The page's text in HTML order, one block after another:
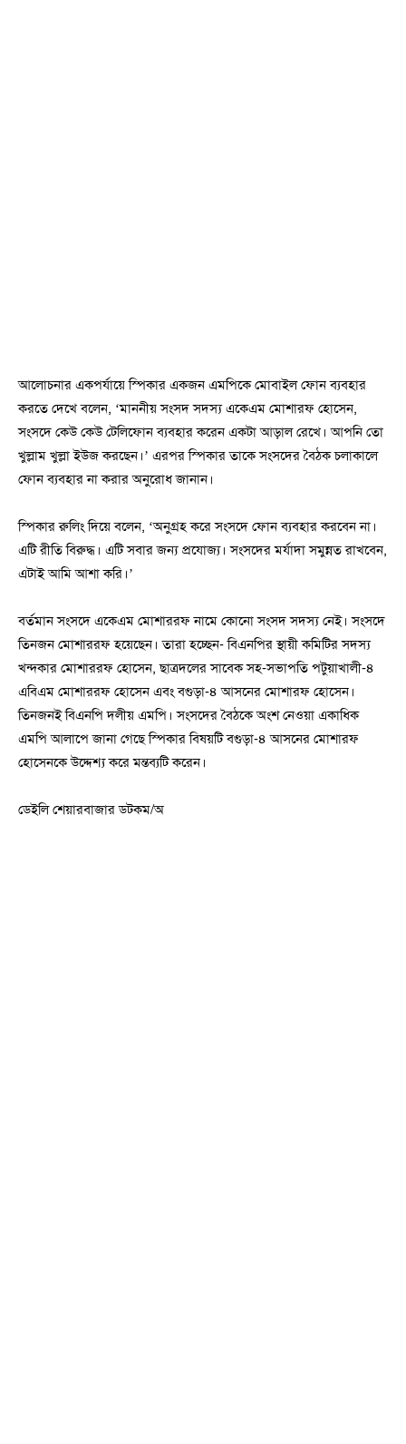
আলোচনার একপর্যায়ে স্পিকার একজন এমপিকে মোবাইল ফোন ব্যবহার
করতে দেখে বলেন, ‘মাননীয় সংসদ সদস্য একেএম মোশারফ হোসেন,
সংসদে কেউ কেউ টেলিফোন ব্যবহার করেন একটা আড়াল রেখে। আপনি তো
খুল্লাম খুল্লা ইউজ করছেন।’ এরপর স্পিকার তাকে সংসদের বৈঠক চলাকালে
ফোন ব্যবহার না করার অনুরোধ জানান।
স্পিকার রুলিং দিয়ে বলেন, ‘অনুগ্রহ করে সংসদে ফোন ব্যবহার করবেন না।
এটি রীতি বিরুদ্ধ। এটি সবার জন্য প্রযোজ্য। সংসদের মর্যাদা সমুন্নত রাখবেন,
এটাই আমি আশা করি।’
বর্তমান সংসদে একেএম মোশাররফ নামে কোনো সংসদ সদস্য নেই। সংসদে
তিনজন মোশাররফ হয়েছেন। তারা হচ্ছেন- বিএনপির স্থায়ী কমিটির সদস্য
খন্দকার মোশাররফ হোসেন, ছাত্রদলের সাবেক সহ-সভাপতি পটুয়াখালী-৪
এবিএম মোশাররফ হোসেন এবং বগুড়া-৪ আসনের মোশারফ হোসেন।
তিনজনই বিএনপি দলীয় এমপি। সংসদের বৈঠকে অংশ নেওয়া একাধিক
এমপি আলাপে জানা গেছে স্পিকার বিষয়টি বগুড়া-৪ আসনের মোশারফ
হোসেনকে উদ্দেশ্য করে মন্তব্যটি করেন।
ডেইলি শেয়ারবাজার ডটকম/অ